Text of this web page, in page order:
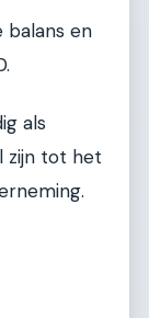
balans en
als
zijn tot het